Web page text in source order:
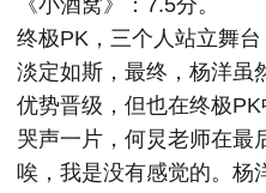
《小酒窝》：7.5分。
终极PK，三个人站立舞
淡定如斯，最终，杨洋虽
优势晋级，但也在终极
哭声一片，何炅老师在最
唉，我是没有感觉的。杨